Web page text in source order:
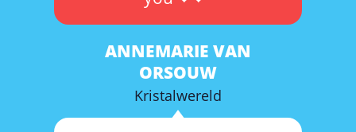
ANNEMARIE VAN
ORSOUW
Kristalwereld